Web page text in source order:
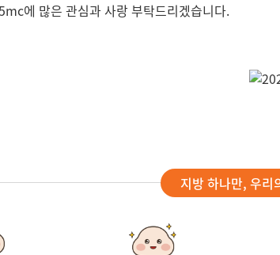
에 많은 관심과 사랑 부탁드리겠습니다.
지방 하나만, 우리